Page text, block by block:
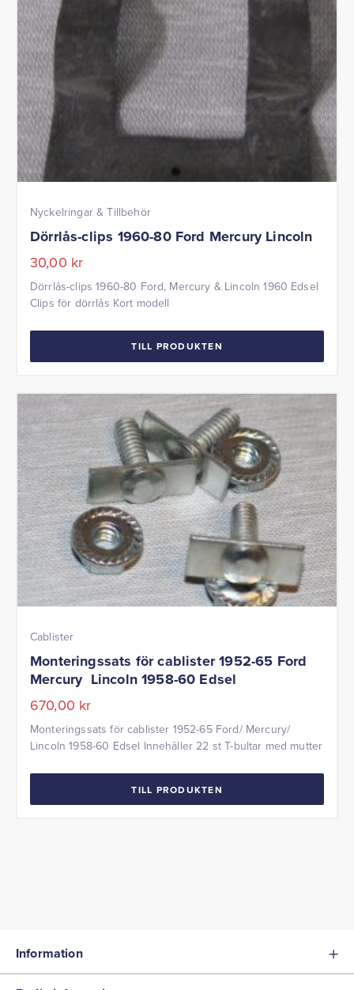
Nyckelringar & Tillbehör
Dörrlås-clips 1960-80 Ford Mercury Lincoln
30,00 kr
Dörrlås-clips 1960-80 Ford, Mercury & Lincoln 1960 Edsel
Clips för dörrlås Kort modell
TILL PRODUKTEN
Cablister
Monteringssats för cablister 1952-65 Ford
Mercury Lincoln 1958-60 Edsel
670,00 kr
Monteringssats för cablister 1952-65 Ford/ Mercury/
Lincoln 1958-60 Edsel Innehåller 22 st T-bultar med mutter
TILL PRODUKTEN
Information